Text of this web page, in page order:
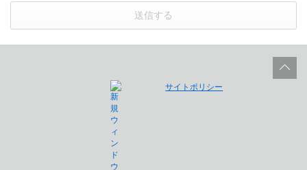
送信する
サイトポリシー